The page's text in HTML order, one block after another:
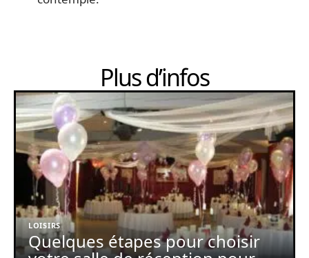
Plus d’infos
LOISIRS
Quelques étapes pour choisir